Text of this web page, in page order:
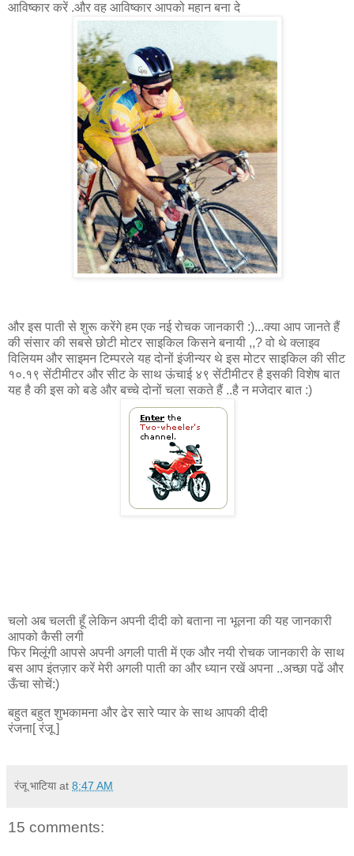
आविष्कार करें .और वह आविष्कार आपको महान बना दे
और इस पाती से शुरू करेंगे हम एक नई रोचक जानकारी :)...क्या आप जानते हैं
की संसार की सबसे छोटी मोटर साइकिल किसने बनायी ,,? वो थे क्लाइव
विलियम और साइमन टिम्परले यह दोनों इंजीन्यर थे इस मोटर साइकिल की सीट
१०.१९ सेंटीमीटर और सीट के साथ ऊंचाई ४९ सेंटीमीटर है इसकी विशेष बात
यह है की इस को बडे और बच्चे दोनों चला सकते हैं ..है न मजेदार बात :)
चलो अब चलती हूँ लेकिन अपनी दीदी को बताना ना भूलना की यह जानकारी
आपको कैसी लगी
फिर मिलूंगी आपसे अपनी अगली पाती में एक और नयी रोचक जानकारी के साथ
बस आप इंतज़ार करें मेरी अगली पाती का और ध्यान रखें अपना ..अच्छा पढें और
ऊँचा सोचें:)
बहुत बहुत शुभकामना और ढेर सारे प्यार के साथ आपकी दीदी
रंजना[ रंजू ]
रंजू भाटिया at 8:47 AM
15 comments: